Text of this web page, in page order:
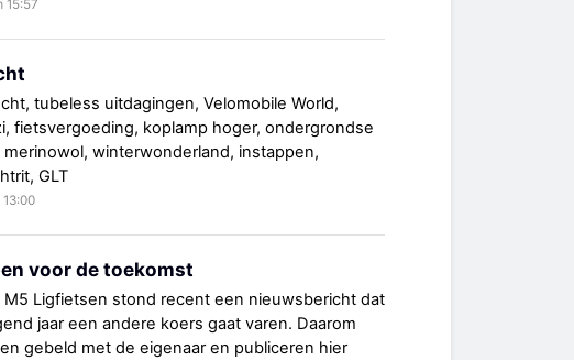
15:57
tubeless uitdagingen, Velomobile World,
fietsvergoeding, koplamp hoger, ondergrondse
winterwonderland, instappen,
GLT
voor de toekomst
M5 Ligfietsen stond recent een nieuwsbericht dat
jaar een andere koers gaat varen. Daarom
gebeld met de eigenaar en publiceren hier